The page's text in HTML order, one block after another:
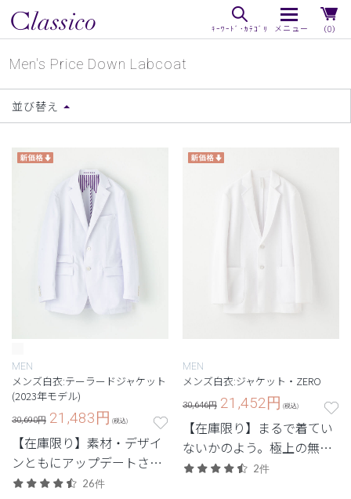
（0）
Men's Price Down Labcoat
並び替え
MEN
メンズ白衣:テーラードジャケット
(2023年モデル)
30,690円 21,483円 (税込)
【在庫限り】素材・デザイ
ンともにアップデートされ
た、定番人気のテーラード
26件
MEN
メンズ白衣:ジャケット・ZERO
30,646円 21,452円 (税込)
【在庫限り】まるで着てい
ないかのよう。極上の無重
力体験を味わう次世代シリ
2件